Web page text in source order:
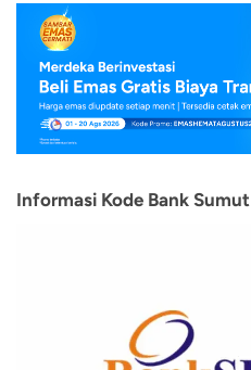
Informasi Kode Bank Sumut